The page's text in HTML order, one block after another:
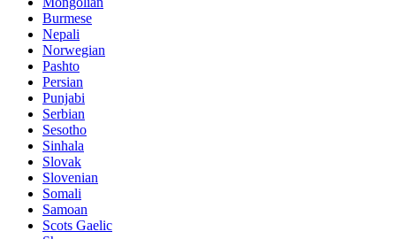
Burmese
Nepali
Norwegian
Pashto
Persian
Punjabi
Serbian
Sesotho
Sinhala
Slovak
Slovenian
Somali
Samoan
Scots Gaelic